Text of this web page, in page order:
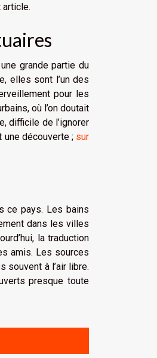
grande partie du
elles sont l’un des
pour les
où l’on doutait
difficile de l’ignorer
une découverte ; sur
ce pays. Les bains
dans les villes
la traduction
amis. Les sources
souvent à l’air libre.
presque toute